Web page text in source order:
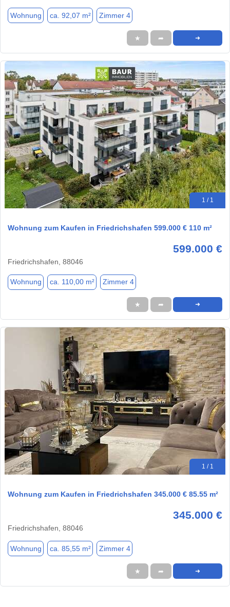
Wohnung ca. 92,07 m² Zimmer 4
★ ➦ ➜
1 / 1
Wohnung zum Kaufen in Friedrichshafen 599.000 € 110 m²
599.000 €
Friedrichshafen, 88046
Wohnung ca. 110,00 m² Zimmer 4
★ ➦ ➜
1 / 1
Wohnung zum Kaufen in Friedrichshafen 345.000 € 85.55 m²
345.000 €
Friedrichshafen, 88046
Wohnung ca. 85,55 m² Zimmer 4
★ ➦ ➜